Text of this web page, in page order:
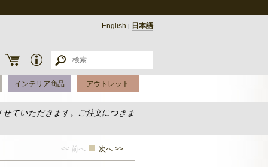
English | 日本語
インテリア商品 アウトレット
せていただきます。ご注文につきま
<< 前へ 次へ >>